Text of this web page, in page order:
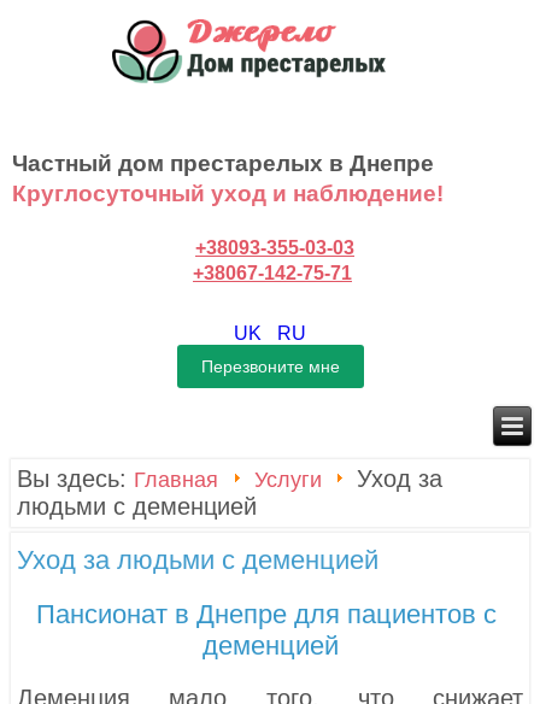
Частный дом престарелых в Днепре
Круглосуточный уход и наблюдение!
+38093-355-03-03
+38067-142-75-71
UK RU
Вы здесь: Главная Услуги
Уход за
людьми с деменцией
Уход за людьми с деменцией
Пансионат в Днепре для пациентов с
деменцией
Деменция мало того, что снижает